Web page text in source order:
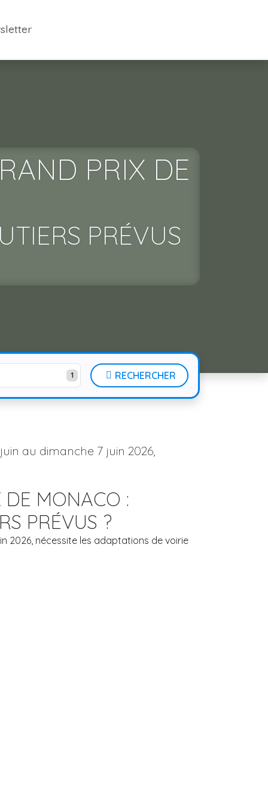
PRIX DE
PRÉVUS
1 RECHERCHER
au dimanche 7 juin 2026,
DE MONACO :
PRÉVUS ?
2026, nécessite les adaptations de voirie